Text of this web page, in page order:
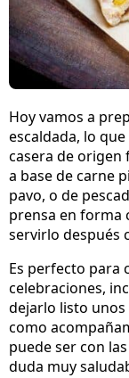
Hoy vamos a
escaldada, lo
casera de origen
a base de carne
pavo, o de
prensa en forma
servirlo después
Es perfecto para
celebraciones,
dejarlo listo unos
como
puede ser con
duda muy